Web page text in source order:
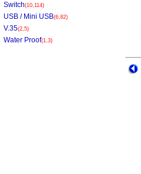
Switch(10,114)
USB / Mini USB(6,82)
V.35(2,5)
Water Proof(1,3)